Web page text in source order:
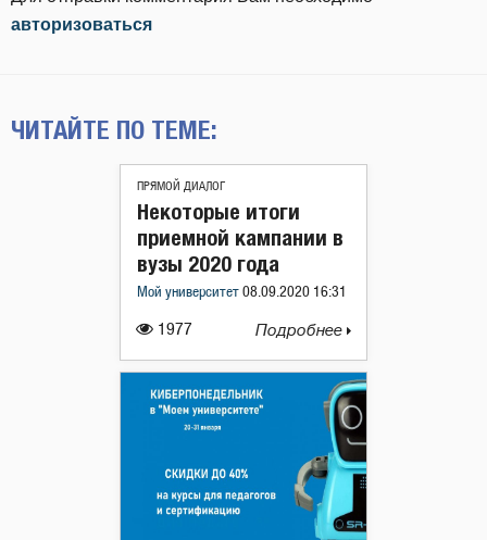
авторизоваться
ЧИТАЙТЕ ПО ТЕМЕ:
ПРЯМОЙ ДИАЛОГ
1977
Некоторые итоги
приемной кампании в
вузы 2020 года
Мой университет 08.09.2020 16:31
Подробнее